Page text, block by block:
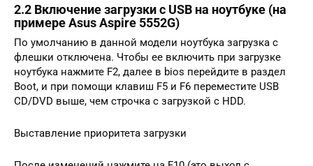
2.2 Включение загрузки с USB на ноутбуке (на
примере Asus Aspire 5552G)
По умолчанию в данной модели ноутбука загрузка с
флешки отключена. Чтобы ее включить при загрузке
ноутбука нажмите F2, далее в bios перейдите в раздел
Boot, и при помощи клавиш F5 и F6 переместите USB
CD/DVD выше, чем строчка с загрузкой с HDD.
Выставление приоритета загрузки